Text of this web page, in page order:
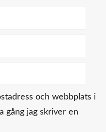
och webbplats i
gång jag skriver en